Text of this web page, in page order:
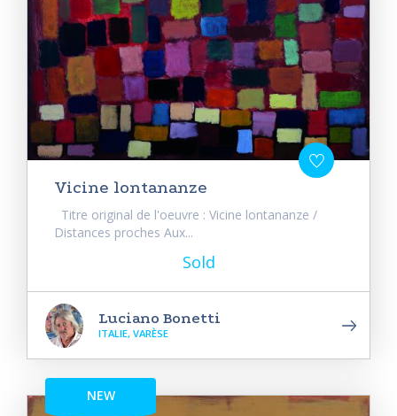
Vicine lontananze
Titre original de l'oeuvre : Vicine lontananze /
Distances proches Aux...
Sold
Luciano Bonetti
ITALIE, VARÈSE
NEW